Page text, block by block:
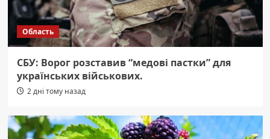
Область
СБУ: Ворог розставив “медові пастки” для
українських військових.
2 дні тому назад